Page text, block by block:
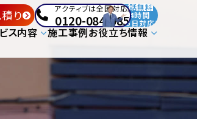
り アクティブは全国対応!
0120-084-085
通話無料
24時間
365日対応!
ス内容 施工事例お役立ち情報